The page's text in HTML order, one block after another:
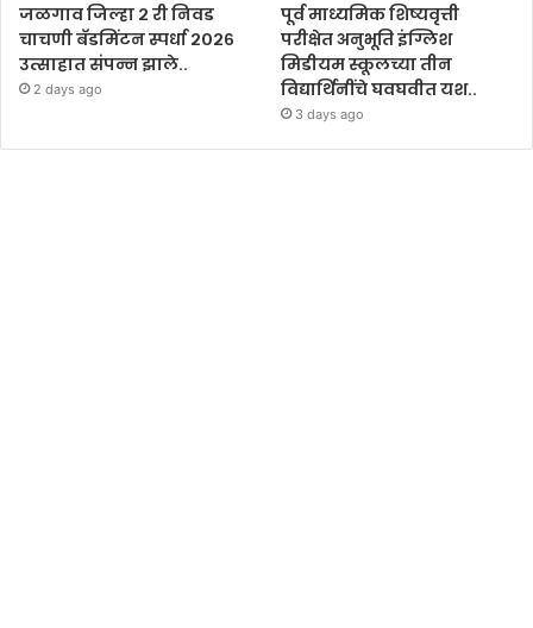
जळगाव जिल्हा २ री निवड
चाचणी बॅडमिंटन स्पर्धा २०२६
उत्साहात संपन्न झाले..
2 days ago
पूर्व माध्यमिक शिष्यवृत्ती
परीक्षेत अनुभूति इंग्लिश
मिडीयम स्कूलच्या तीन
विद्यार्थिनींचे घवघवीत यश..
3 days ago